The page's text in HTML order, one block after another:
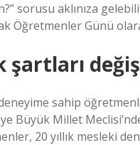
sorusu aklınıza
Öğretmenler Günü
şartları
sahip
Büyük Millet
20 yıllık mesleki